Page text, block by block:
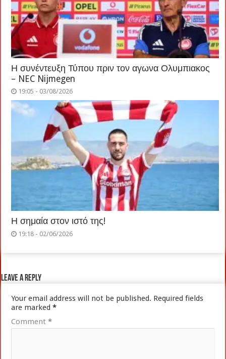
Η συνέντευξη Τύπου πριν τον αγωνα Ολυμπιακος
– NEC Nijmegen
19:05 - 03/08/2026
Η σημαία στον ιστό της!
19:18 - 02/06/2026
Leave a Reply
Your email address will not be published. Required fields
are marked*
Comment*